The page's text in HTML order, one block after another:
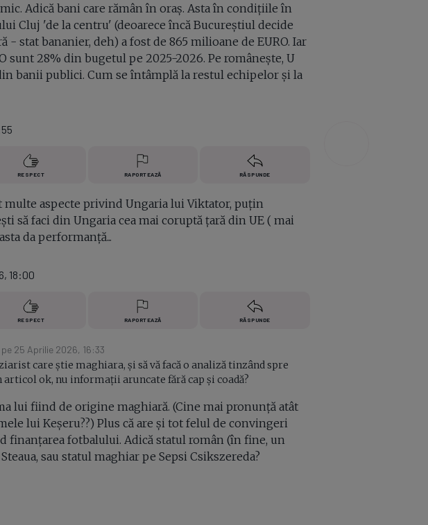
Adică bani care rămân în oraș. Asta în condițiile în
Cluj 'de la centru' (deoarece încă Bucureștiul decide
- stat bananier, deh) a fost de 865 milioane de EURO. Iar
sunt 28% din bugetul pe 2025-2026. Pe românește, U
banii publici. Cum se întâmplă la restul echipelor și la
RESPECT RAPORTEAZĂ RĂSPUNDE
multe aspecte privind Ungaria lui Viktator, puțin
să faci din Ungaria cea mai coruptă țară din UE ( mai
da performanță...
18:00
RESPECT RAPORTEAZĂ RĂSPUNDE
pe 25 Aprilie 2026, 16:33
ziarist care știe maghiara, și să vă facă o analiză tinzând spre
articol ok, nu informații aruncate fără cap și coadă?
lui fiind de origine maghiară. (Cine mai pronunță atât
lui Keșeru??) Plus că are și tot felul de convingeri
fotbalului. Adică statul român (în fine, un
sau statul maghiar pe Sepsi Csikszereda?